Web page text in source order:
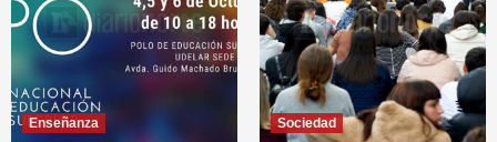
Enseñanza Sociedad